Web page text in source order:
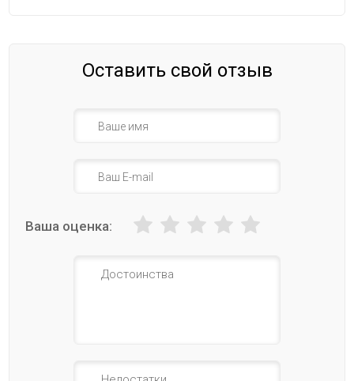
Оставить свой отзыв
Ваша оценка: